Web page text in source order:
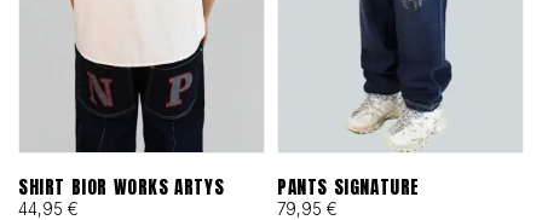
SHIRT BIOR WORKS ARTYS
44,95 €
PANTS SIGNATURE
79,95 €